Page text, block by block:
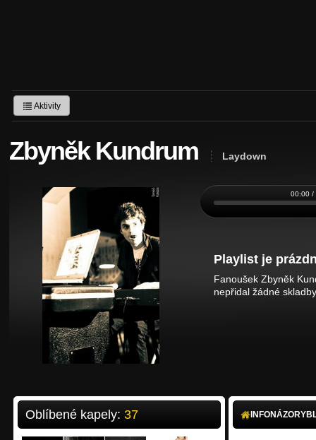
Aktivity
Zbyněk Kundrum Laydown
00:00 /
Playlist je
Fanoušek Zbyněk
nepřidal žádné
Oblíbené kapely: 37 INFONÁZORY